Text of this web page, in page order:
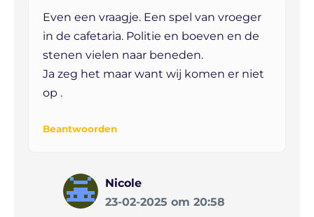
Even een vraagje. Een spel van vroeger
in de cafetaria. Politie en boeven en de
stenen vielen naar beneden.
Ja zeg het maar want wij komen er niet
op .
Beantwoorden
Nicole
23-02-2025 om 20:58